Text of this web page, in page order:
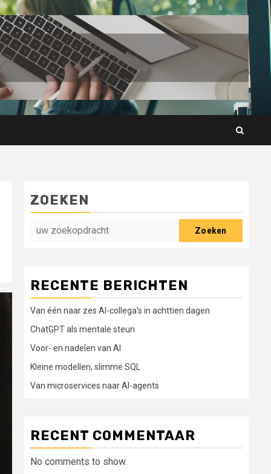
ZOEKEN
Zoeken
RECENTE BERICHTEN
Van één naar zes AI-collega’s in achttien dagen
ChatGPT als mentale steun
Voor- en nadelen van AI
Kleine modellen, slimme SQL
Van microservices naar AI-agents
RECENT COMMENTAAR
No comments to show.